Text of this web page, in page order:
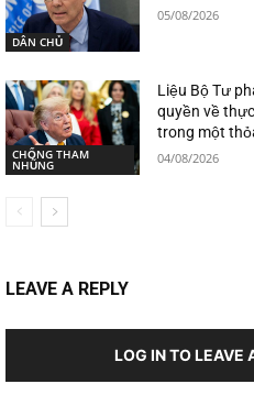
DÂN CHỦ
05/08/2026
CHỐNG THAM
NHŨNG
Liệu Bộ Tư
quyền về
trong một
04/08/2026
LEAVE A REPLY
LOG IN TO LEAVE